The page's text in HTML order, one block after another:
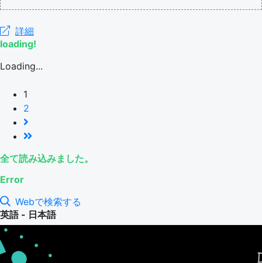
詳細
loading!
Loading...
1
2
全て読み込みました。
Error
Webで検索する
英語 - 日本語